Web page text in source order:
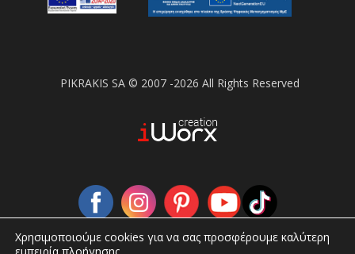
PIKRAKIS SA © 2007 -2026 All Rights Reserved
Χρησιμοποιούμε cookies για να σας προσφέρουμε καλύτερη